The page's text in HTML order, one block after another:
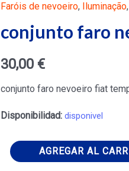
Faróis de nevoeiro, Iluminação,
conjunto faro
30,00 €
conjunto faro nevoeiro fiat
Disponibilidad: disponivel
conjunto
AGREGAR AL